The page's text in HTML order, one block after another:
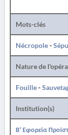
Mots-clés
Nécropole-
Nature de
Fouille-
Institution(s)
Β' Εφορεία